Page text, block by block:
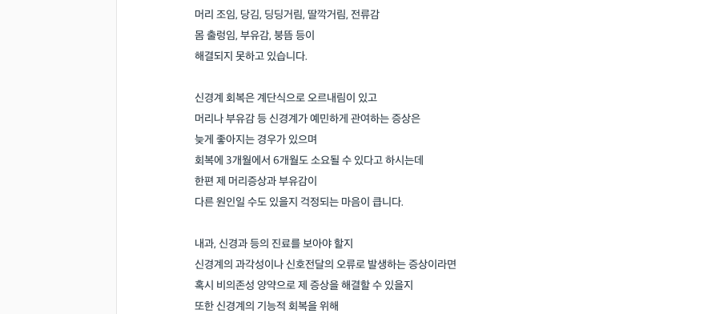
머리 조임, 당김, 딩딩거림, 딸깍거림, 전류감
몸 출렁임, 부유감, 붕뜸 등이
해결되지 못하고 있습니다.
신경계 회복은 계단식으로 오르내림이 있고
머리나 부유감 등 신경계가 예민하게 관여하는 증상은
늦게 좋아지는 경우가 있으며
회복에 3개월에서 6개월도 소요될 수 있다고 하시는데
한편 제 머리증상과 부유감이
다른 원인일 수도 있을지 걱정되는 마음이 큽니다.
내과, 신경과 등의 진료를 보아야 할지
신경계의 과각성이나 신호전달의 오류로 발생하는 증상이라면
혹시 비의존성 양약으로 제 증상을 해결할 수 있을지
또한 신경계의 기능적 회복을 위해